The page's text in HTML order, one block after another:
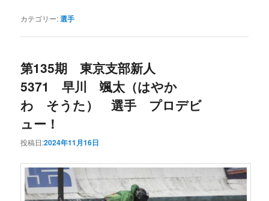
カテゴリー:選手
第135期 東京支部新人
5371 早川 颯太（はやか
わ そうた） 選手 プロデビ
ュー！
投稿日:2024年11月16日